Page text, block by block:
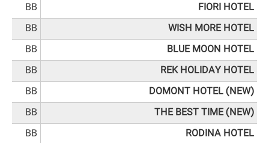
FIORI HOTEL
BB
WISH MORE HOTEL
BB
BLUE MOON HOTEL
BB
REK HOLIDAY HOTEL
BB
DOMONT HOTEL (NEW)
BB
THE BEST TIME (NEW)
BB
RODINA HOTEL
BB